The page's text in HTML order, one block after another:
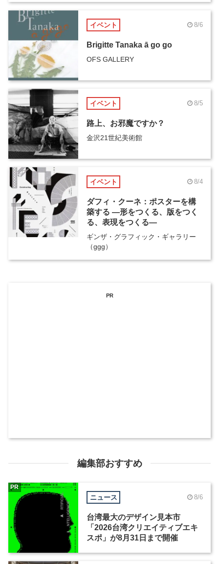
イベント 8/6
Brigitte Tanaka ā go go
OFS GALLERY
イベント 8/5
路上、お邪魔ですか？
金沢21世紀美術館
イベント 8/4
ダフィ・クーネ：ポスターを構
築する ―形をつくる、版をつく
る、表現をつくる―
ギンザ・グラフィック・ギャラリー
（ggg）
PR
編集部おすすめ
ニュース 8/6
台湾最大のデザイン見本市
「2026台湾クリエイティブエキ
スポ」が8月31日まで開催
PR